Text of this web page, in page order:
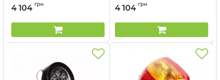
(58215-55) - Cametet
4 104 грн
трактори (58214-44) -
Артикул: 58214-44
4 104 грн